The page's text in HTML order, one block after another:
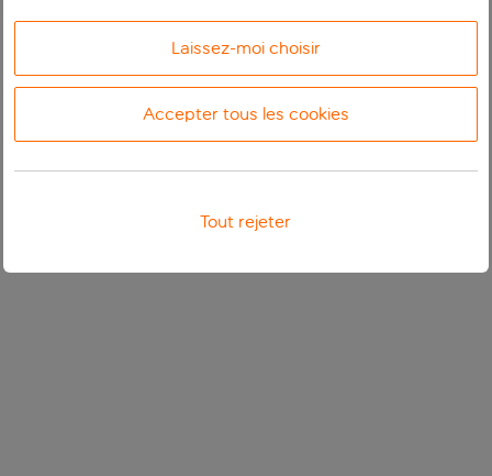
Laissez-moi choisir
Accepter tous les cookies
Tout rejeter